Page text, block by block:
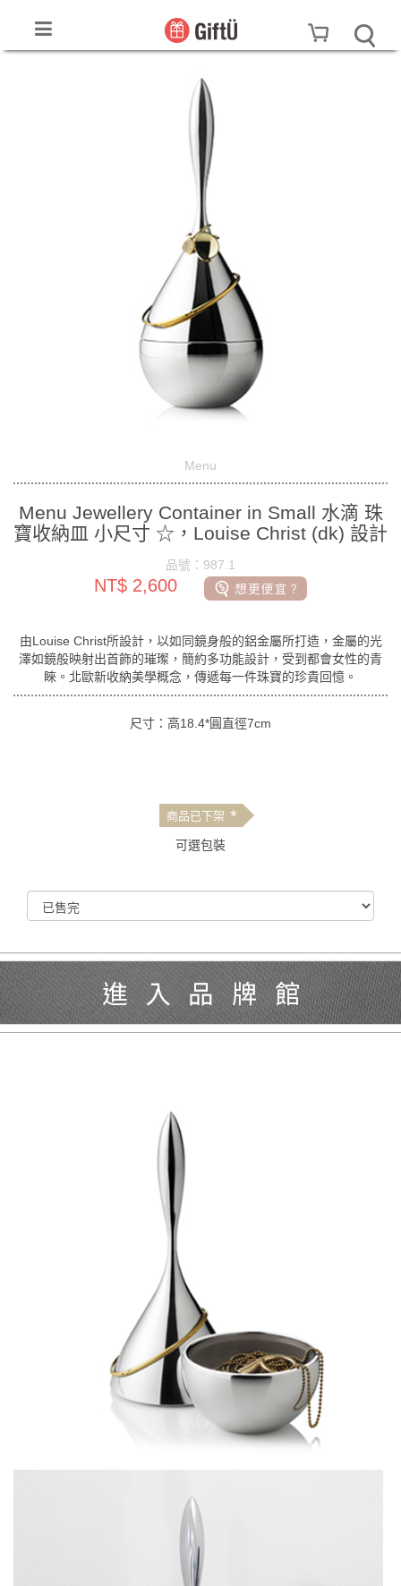
Menu
Menu Jewellery Container in Small 水滴 珠
寶收納皿 小尺寸 ☆，Louise Christ (dk) 設計
品號：987.1
NT$ 2,600
由Louise Christ所設計，以如同鏡身般的鋁金屬所打造，金屬的光
澤如鏡般映射出首飾的璀璨，簡約多功能設計，受到都會女性的青
睞。北歐新收納美學概念，傳遞每一件珠寶的珍貴回憶。
尺寸：高18.4*圓直徑7cm
商品已下架 *
可選包裝